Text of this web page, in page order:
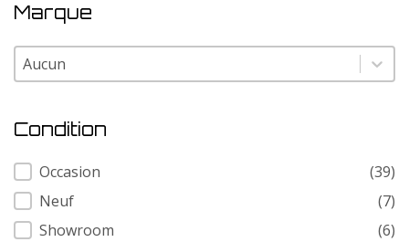
Marque
Marque
Marque
Condition
Condition
Occasion
(39)
Neuf
(7)
Showroom
(6)